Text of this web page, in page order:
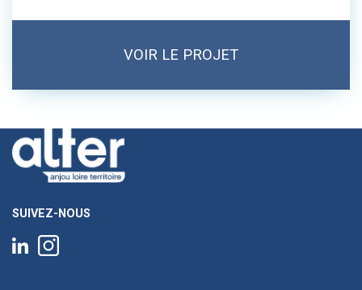
VOIR LE PROJET
SUIVEZ-NOUS